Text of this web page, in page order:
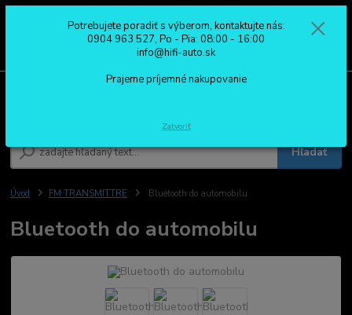
Hľadať
0904 963 527
Po - Pia: 08:00 - 16:00
Úvod FM TRANSMITTRE Bluetooth do automobilu
Bluetooth do automobilu
Potrebujete poradiť s výberom, kontaktujte nás:
0904 963 527, Po - Pia: 08:00 - 16:00
info@hifi-auto.sk
Prajeme príjemné nakupovanie
Zatvoriť